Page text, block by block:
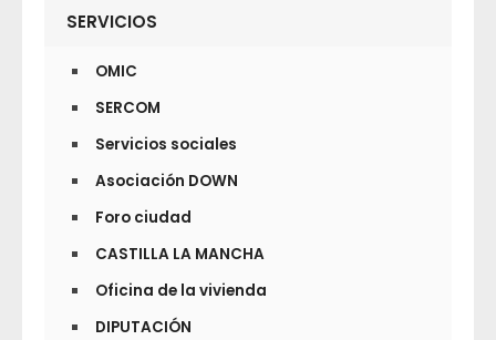
SERVICIOS
OMIC
SERCOM
Servicios sociales
Asociación DOWN
Foro ciudad
CASTILLA LA MANCHA
Oficina de la vivienda
DIPUTACIÓN